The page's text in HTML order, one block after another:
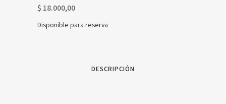
$ 18.000,00
Disponible para reserva
DESCRIPCIÓN